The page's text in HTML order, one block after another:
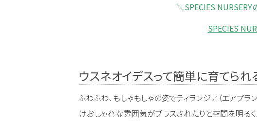
＼SPECIES NURSERY
SPECIES
ウスネオイデスって簡単に育てられ
ふわふわ、もしゃもしゃの姿でティランジア（エアプ
けおしゃれな雰囲気がプラスされたりと空間を明る